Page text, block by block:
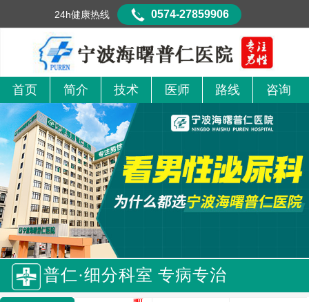
首页 简介 技术 医师 路线 咨询
普仁·细分科室 专病专治
24h健康热线 0574-27859906